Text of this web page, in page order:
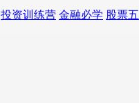
投资训练营 金融必学 股票